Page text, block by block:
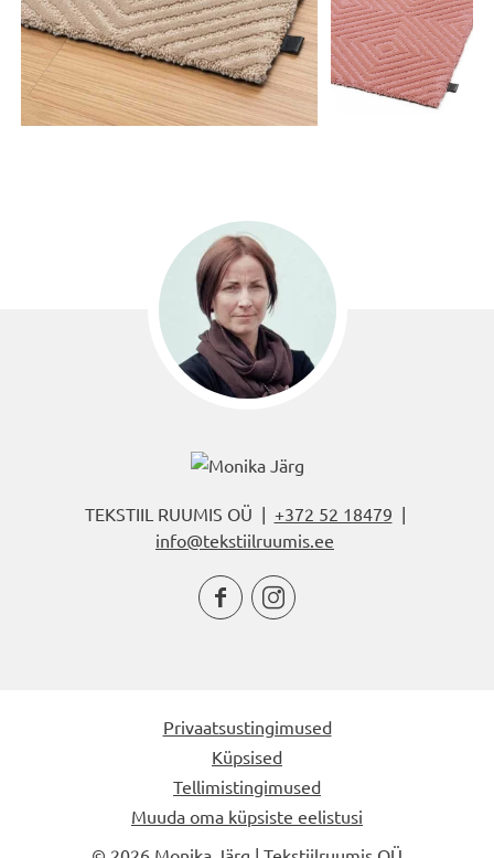
TEKSTIIL RUUMIS OÜ | +372 52 18479 |
info@tekstiilruumis.ee
 
Privaatsustingimused
Küpsised
Tellimistingimused
Muuda oma küpsiste eelistusi